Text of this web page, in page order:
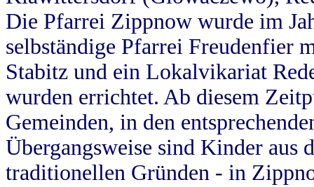
Die Pfarrei Zippnow wurde im
selbständige Pfarrei Freudenfier
Stabitz und ein Lokalvikariat
wurden errichtet. Ab diesem
Gemeinden, in den
Übergangsweise sind Kinder aus
traditionellen Gründen - in